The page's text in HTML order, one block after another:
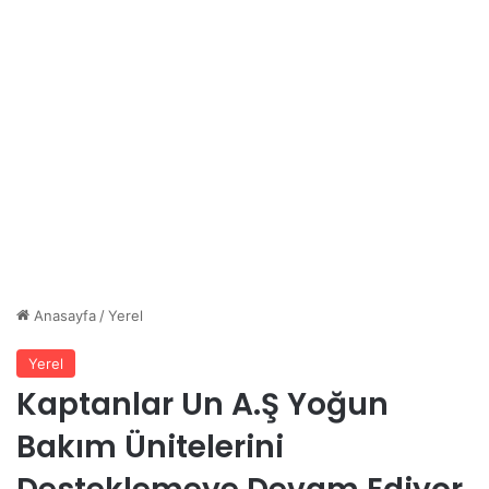
Anasayfa /Yerel
Yerel
Kaptanlar Un A.Ş Yoğun
Bakım Ünitelerini